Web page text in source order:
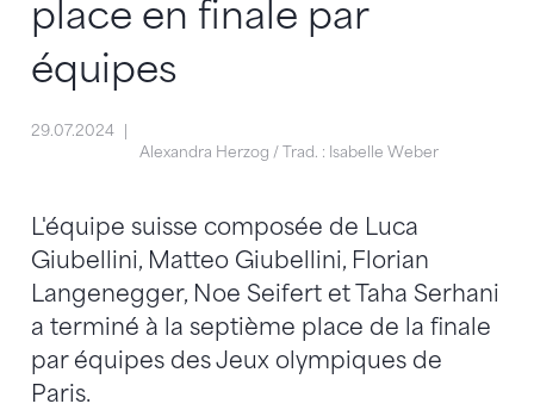
place en finale par
équipes
29.07.2024
Alexandra Herzog / Trad. : Isabelle Weber
L'équipe suisse composée de Luca
Giubellini, Matteo Giubellini, Florian
Langenegger, Noe Seifert et Taha Serhani
a terminé à la septième place de la finale
par équipes des Jeux olympiques de
Paris.